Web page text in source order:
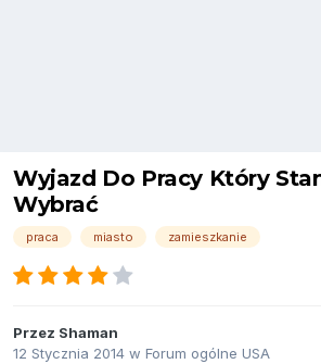
Wyjazd Do Pracy Który
Wybrać
praca miasto zamieszkanie
Przez Shaman
12 Stycznia 2014 w Forum ogólne USA